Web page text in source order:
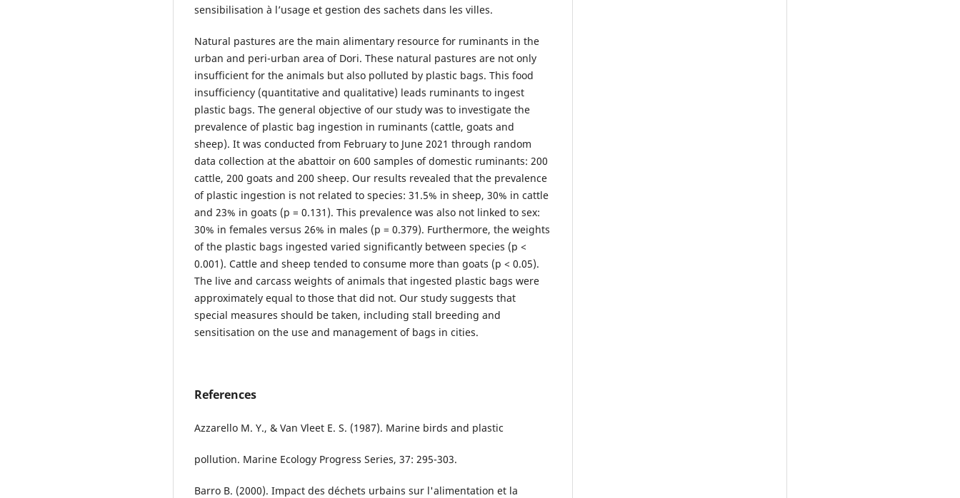
sensibilisation à l’usage et gestion des sachets dans les villes.
Natural pastures are the main alimentary resource for ruminants in the
urban and peri-urban area of Dori. These natural pastures are not only
insufficient for the animals but also polluted by plastic bags. This food
insufficiency (quantitative and qualitative) leads ruminants to ingest
plastic bags. The general objective of our study was to investigate the
prevalence of plastic bag ingestion in ruminants (cattle, goats and
sheep). It was conducted from February to June 2021 through random
data collection at the abattoir on 600 samples of domestic ruminants: 200
cattle, 200 goats and 200 sheep. Our results revealed that the prevalence
of plastic ingestion is not related to species: 31.5% in sheep, 30% in cattle
and 23% in goats (p = 0.131). This prevalence was also not linked to sex:
30% in females versus 26% in males (p = 0.379). Furthermore, the weights
of the plastic bags ingested varied significantly between species (p <
0.001). Cattle and sheep tended to consume more than goats (p < 0.05).
The live and carcass weights of animals that ingested plastic bags were
approximately equal to those that did not. Our study suggests that
special measures should be taken, including stall breeding and
sensitisation on the use and management of bags in cities.
References
Azzarello M. Y., & Van Vleet E. S. (1987). Marine birds and plastic
pollution. Marine Ecology Progress Series, 37: 295-303.
Barro B. (2000). Impact des déchets urbains sur l'alimentation et la